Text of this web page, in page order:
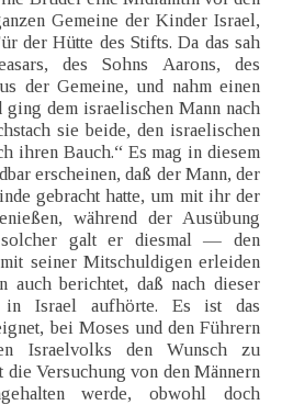
Gemeine der Kinder Israel,
der Hütte des Stifts. Da das sah
des Sohns Aarons, des
der Gemeine, und nahm einen
dem israelischen Mann nach
sie beide, den israelischen
ihren Bauch.“ Es mag in diesem
erscheinen, daß der Mann, der
gebracht hatte, um mit ihr der
während der Ausübung
galt er diesmal — den
seiner Mitschuldigen erleiden
auch berichtet, daß nach dieser
in Israel aufhörte. Es ist das
bei Moses und den Führern
Israelvolks den Wunsch zu
Versuchung von den Männern
werde, obwohl doch